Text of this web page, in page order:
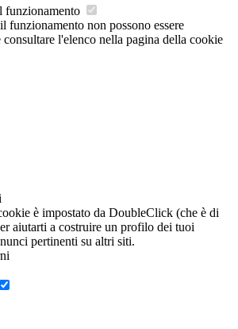
funzionamento
funzionamento non possono essere
l'elenco nella pagina della cookie
è impostato da DoubleClick (che è di
aiutarti a costruire un profilo dei tuoi
pertinenti su altri siti.